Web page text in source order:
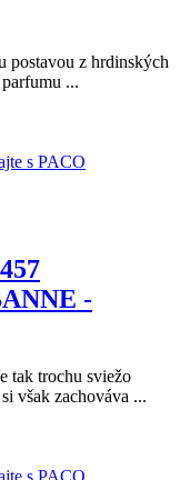
postavou z hrdinských
...
-
tak trochu sviežo
však zachováva ...